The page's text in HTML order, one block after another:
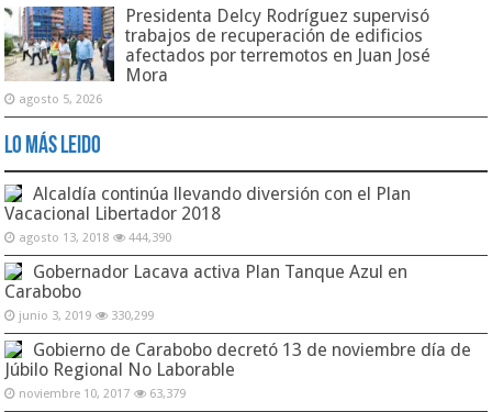
Presidenta Delcy Rodríguez supervisó
trabajos de recuperación de edificios
afectados por terremotos en Juan José
Mora
agosto 5, 2026
Lo Más Leido
Alcaldía continúa llevando diversión con el Plan
Vacacional Libertador 2018
agosto 13, 2018 444,390
Gobernador Lacava activa Plan Tanque Azul en
Carabobo
junio 3, 2019 330,299
Gobierno de Carabobo decretó 13 de noviembre día de
Júbilo Regional No Laborable
noviembre 10, 2017 63,379